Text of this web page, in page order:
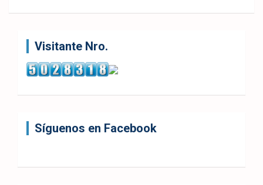
Visitante Nro.
Síguenos en Facebook